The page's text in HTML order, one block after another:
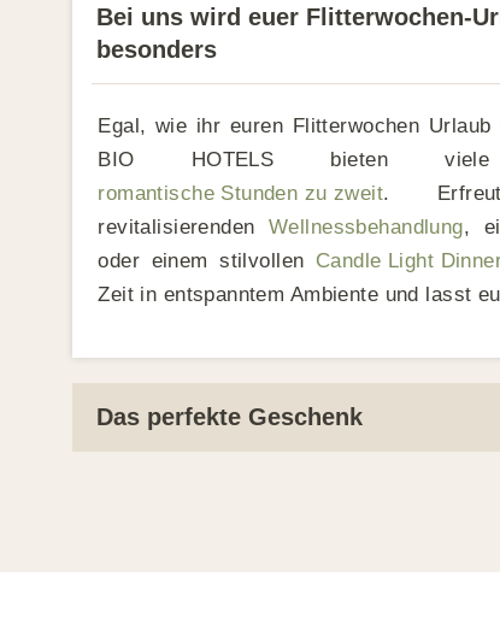
Bei uns wird euer Flitterwochen-
besonders
Egal, wie ihr euren Flitterwochen
BIO HOTELS bieten viele
romantische Stunden zu zweit.
revitalisierenden Wellnessbehandlung,
oder einem stilvollen Candle Light
Zeit in entspanntem Ambiente und lasst
Das perfekte Geschenk